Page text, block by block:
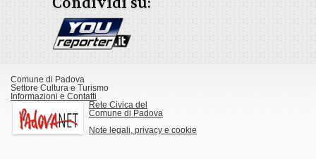
Comune di Padova
Settore Cultura e Turismo
Informazioni e Contatti
Rete Civica del
Comune di Padova
Note legali, privacy e cookie